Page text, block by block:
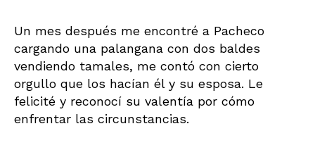
Un mes después me encontré a Pacheco
cargando una palangana con dos baldes
vendiendo tamales, me contó con cierto
orgullo que los hacían él y su esposa. Le
felicité y reconocí su valentía por cómo
enfrentar las circunstancias.